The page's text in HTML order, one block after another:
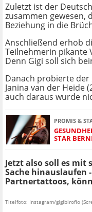
Zuletzt ist der
zusammen gewesen,
Beziehung in die
Anschließend erhob
Teilnehmerin pikante
Denn Gigi soll sich
Danach probierte der
Janina van der Heide
auch daraus wurde
PROMIS &
STAR
Jetzt also soll es mit
Sache hinauslaufen
Partnertattoos,
Titelfoto: Instagram/gigibirofio